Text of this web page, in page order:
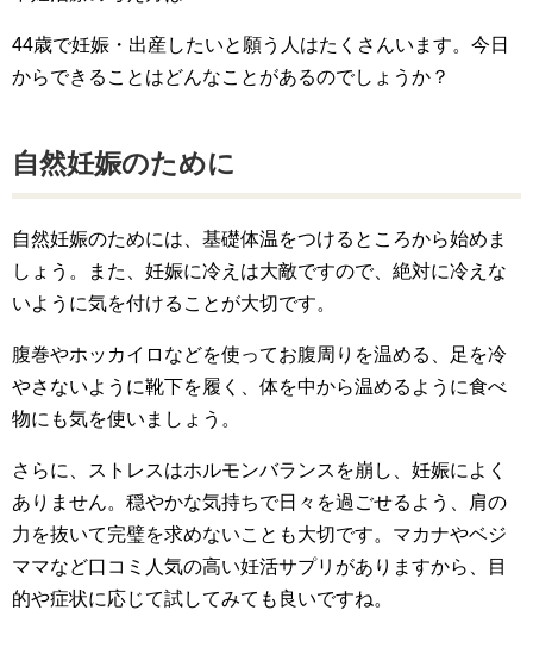
44歳で妊娠・出産したいと願う人はたくさんいます。今日
からできることはどんなことがあるのでしょうか？
自然妊娠のために
自然妊娠のためには、基礎体温をつけるところから始めま
しょう。また、妊娠に冷えは大敵ですので、絶対に冷えな
いように気を付けることが大切です。
腹巻やホッカイロなどを使ってお腹周りを温める、足を冷
やさないように靴下を履く、体を中から温めるように食べ
物にも気を使いましょう。
さらに、ストレスはホルモンバランスを崩し、妊娠によく
ありません。穏やかな気持ちで日々を過ごせるよう、肩の
力を抜いて完璧を求めないことも大切です。マカナやベジ
ママなど口コミ人気の高い妊活サプリがありますから、目
的や症状に応じて試してみても良いですね。